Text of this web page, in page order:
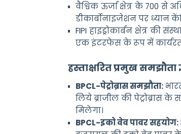
वैश्विक ऊर्जा क्षेत्र के 700 से
डीकार्बोनाइजेशन पर ध्यान
FIPI हाइड्रोकार्बन क्षेत्र
एक इंटरफेस के रूप में कार्यरत
हस्ताक्षरित प्रमुख समझौता
BPCL-पेट्रोब्रास समझौता:
लिये ब्राजील की पेट्रोब्रास
मिलेगा।
BPCL-इको वेव पावर सहयोग: